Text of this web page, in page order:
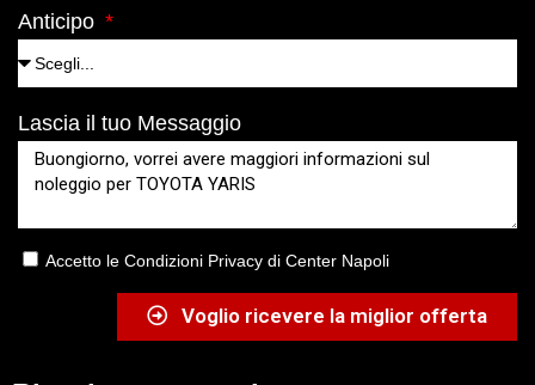
Anticipo
Lascia il tuo Messaggio
Accetto le Condizioni Privacy di Center Napoli
Voglio ricevere la miglior offerta